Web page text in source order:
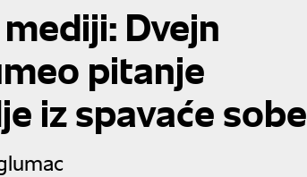
Dvejn
pitanje
iz spavaće sobe